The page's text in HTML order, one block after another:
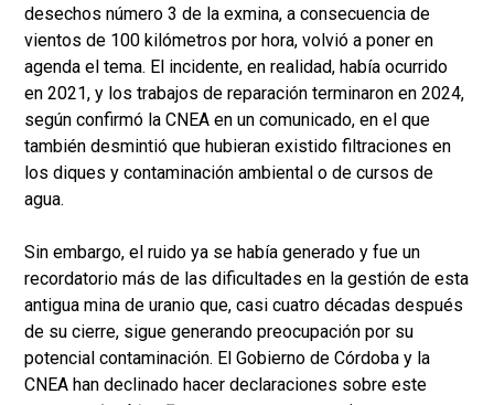
desechos número 3 de la exmina, a consecuencia de
vientos de 100 kilómetros por hora, volvió a poner en
agenda el tema. El incidente, en realidad, había ocurrido
en 2021, y los trabajos de reparación terminaron en 2024,
según confirmó la CNEA en un comunicado, en el que
también desmintió que hubieran existido filtraciones en
los diques y contaminación ambiental o de cursos de
agua.
Sin embargo, el ruido ya se había generado y fue un
recordatorio más de las dificultades en la gestión de esta
antigua mina de uranio que, casi cuatro décadas después
de su cierre, sigue generando preocupación por su
potencial contaminación. El Gobierno de Córdoba y la
CNEA han declinado hacer declaraciones sobre este